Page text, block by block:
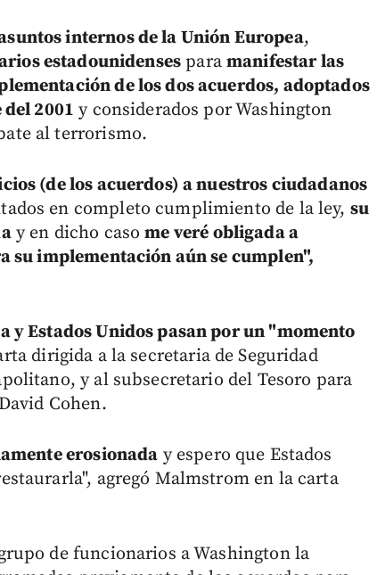
internos de la Unión Europea,
estadounidenses para manifestar las
de los dos acuerdos, adoptados
2001 y considerados por Washington
al terrorismo.
(de los acuerdos) a nuestros ciudadanos
en completo cumplimiento de la ley, su
y en dicho casome veré obligada a
su implementación aún se cumplen",
y Estados Unidos pasan por un "momento
dirigida a la secretaria de Seguridad
y al subsecretario del Tesoro para
Cohen.
erosionada y espero que Estados
agregó Malmstrom en la carta
de funcionarios a Washington la